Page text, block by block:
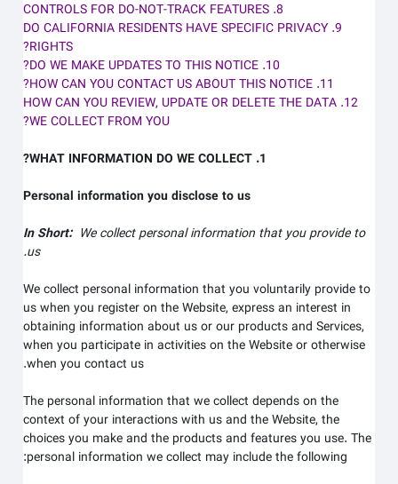
9. DO CALIFORNIA RESIDENTS HAVE SPECIFIC PRIVACY
RIGHTS?
12. HOW CAN YOU REVIEW, UPDATE OR DELETE THE DATA
WE COLLECT FROM YOU?
Personal information you disclose to us
In Short:We collect personal information that you provide to
us.
We collect personal information that you voluntarily provide to
us when you register on theWebsite,express an interest in
obtaining information about us or our products and Services,
when you participate in activities on theWebsiteor otherwise
when you contact us.
The personal information that we collect depends on the
context of your interactions with us and theWebsite, the
choices you make and the products and features you use. The
personal information we collect may include the following: